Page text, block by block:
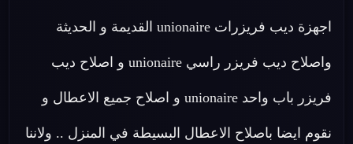
اجهزة ديب فريزرات unionaire القديمة و الحديثة
واصلاح ديب فريزر راسي unionaire و اصلاح ديب
فريزر باب واحد unionaire و اصلاح جميع الاعطال و
نقوم ايضا باصلاح الاعطال البسيطة في المنزل .. ولاننا